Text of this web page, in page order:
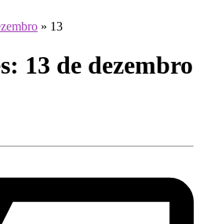
» 13
13 de dezembro